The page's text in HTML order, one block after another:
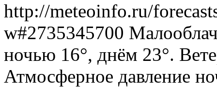
http://meteoinfo.ru/
w#2735345700
ночью 16°, днём 23°.
Атмосферное давление